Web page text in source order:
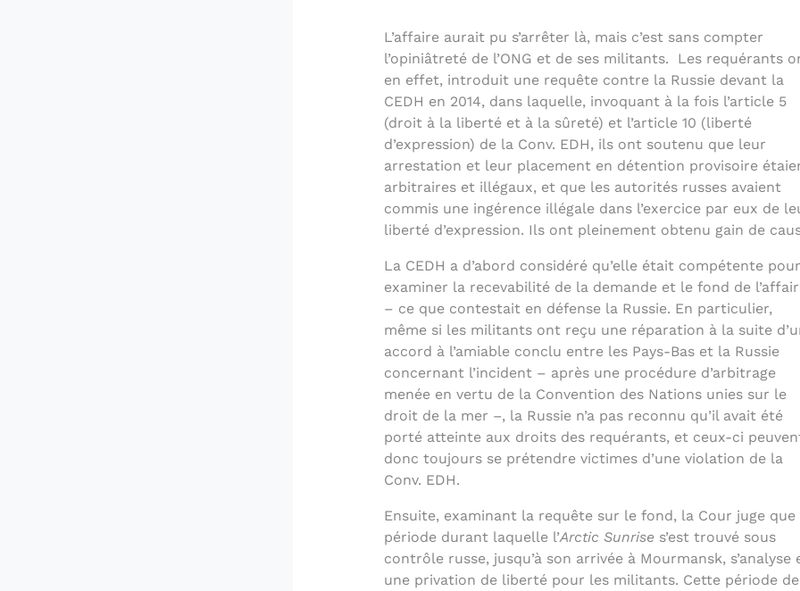
L’affaire aurait pu s’arrêter là, mais c’est sans compter
l’opiniâtreté de l’ONG et de ses militants. Les requérants
en effet, introduit une requête contre la Russie devant la
CEDH en 2014, dans laquelle, invoquant à la fois l’article 5
(droit à la liberté et à la sûreté) et l’article 10 (liberté
d’expression) de la Conv. EDH, ils ont soutenu que leur
arrestation et leur placement en détention provisoire
arbitraires et illégaux, et que les autorités russes avaient
commis une ingérence illégale dans l’exercice par eux de
liberté d’expression. Ils ont pleinement obtenu gain de
La CEDH a d’abord considéré qu’elle était compétente pour
examiner la recevabilité de la demande et le fond de
– ce que contestait en défense la Russie. En particulier,
même si les militants ont reçu une réparation à la suite
accord à l’amiable conclu entre les Pays-Bas et la Russie
concernant l’incident – après une procédure d’arbitrage
menée en vertu de la Convention des Nations unies sur le
droit de la mer –, la Russie n’a pas reconnu qu’il avait été
porté atteinte aux droits des requérants, et ceux-ci
donc toujours se prétendre victimes d’une violation de la
Conv. EDH.
Ensuite, examinant la requête sur le fond, la Cour juge que
période durant laquelle l’Arctic Sunrises’est trouvé sous
contrôle russe, jusqu’à son arrivée à Mourmansk, s’analyse
une privation de liberté pour les militants. Cette période de